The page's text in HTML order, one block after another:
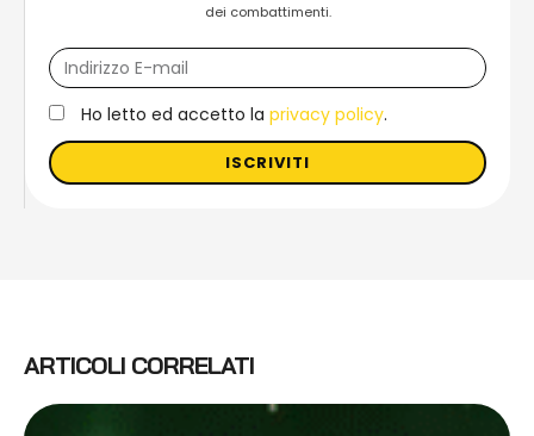
dei combattimenti.
Ho letto ed accetto la privacy policy.
ISCRIVITI
ARTICOLI CORRELATI